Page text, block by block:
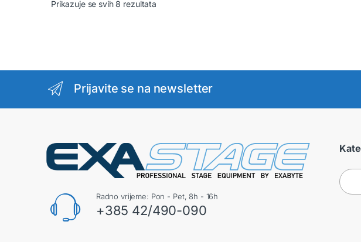
Prikazuje se svih 8 rezultata
Prijavite se na newsletter
Radno vrijeme: Pon - Pet, 8h - 16h
+385 42/490-090